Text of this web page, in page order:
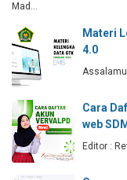
Mad…
Materi
4.0
Cara
web
Editor :